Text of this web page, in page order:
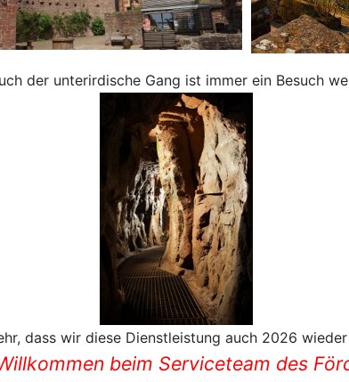
der unterirdische Gang ist immer ein Besuch
dass wir diese Dienstleistung auch 2026
beim Serviceteam des